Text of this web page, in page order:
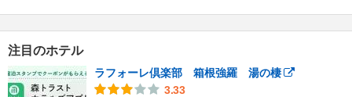
注目のホテル
ラフォーレ倶楽部 箱根強羅 湯の棲
3.33